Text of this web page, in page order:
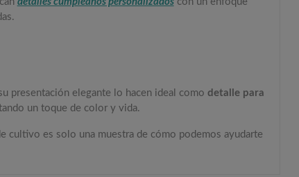
presentación elegante lo hacen ideal como detalle para
un toque de color y vida.
cultivo es solo una muestra de cómo podemos ayudarte